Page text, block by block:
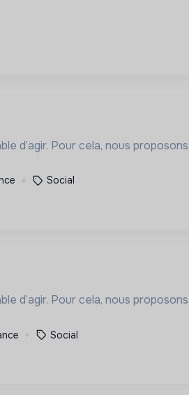
d’agir. Pour cela, nous
Social
d’agir. Pour cela, nous
Social